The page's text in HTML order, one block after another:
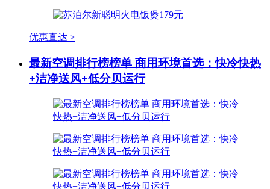
优惠直达 >
最新空调排行榜榜单 商用环境首选：快冷快热
+洁净送风+低分贝运行